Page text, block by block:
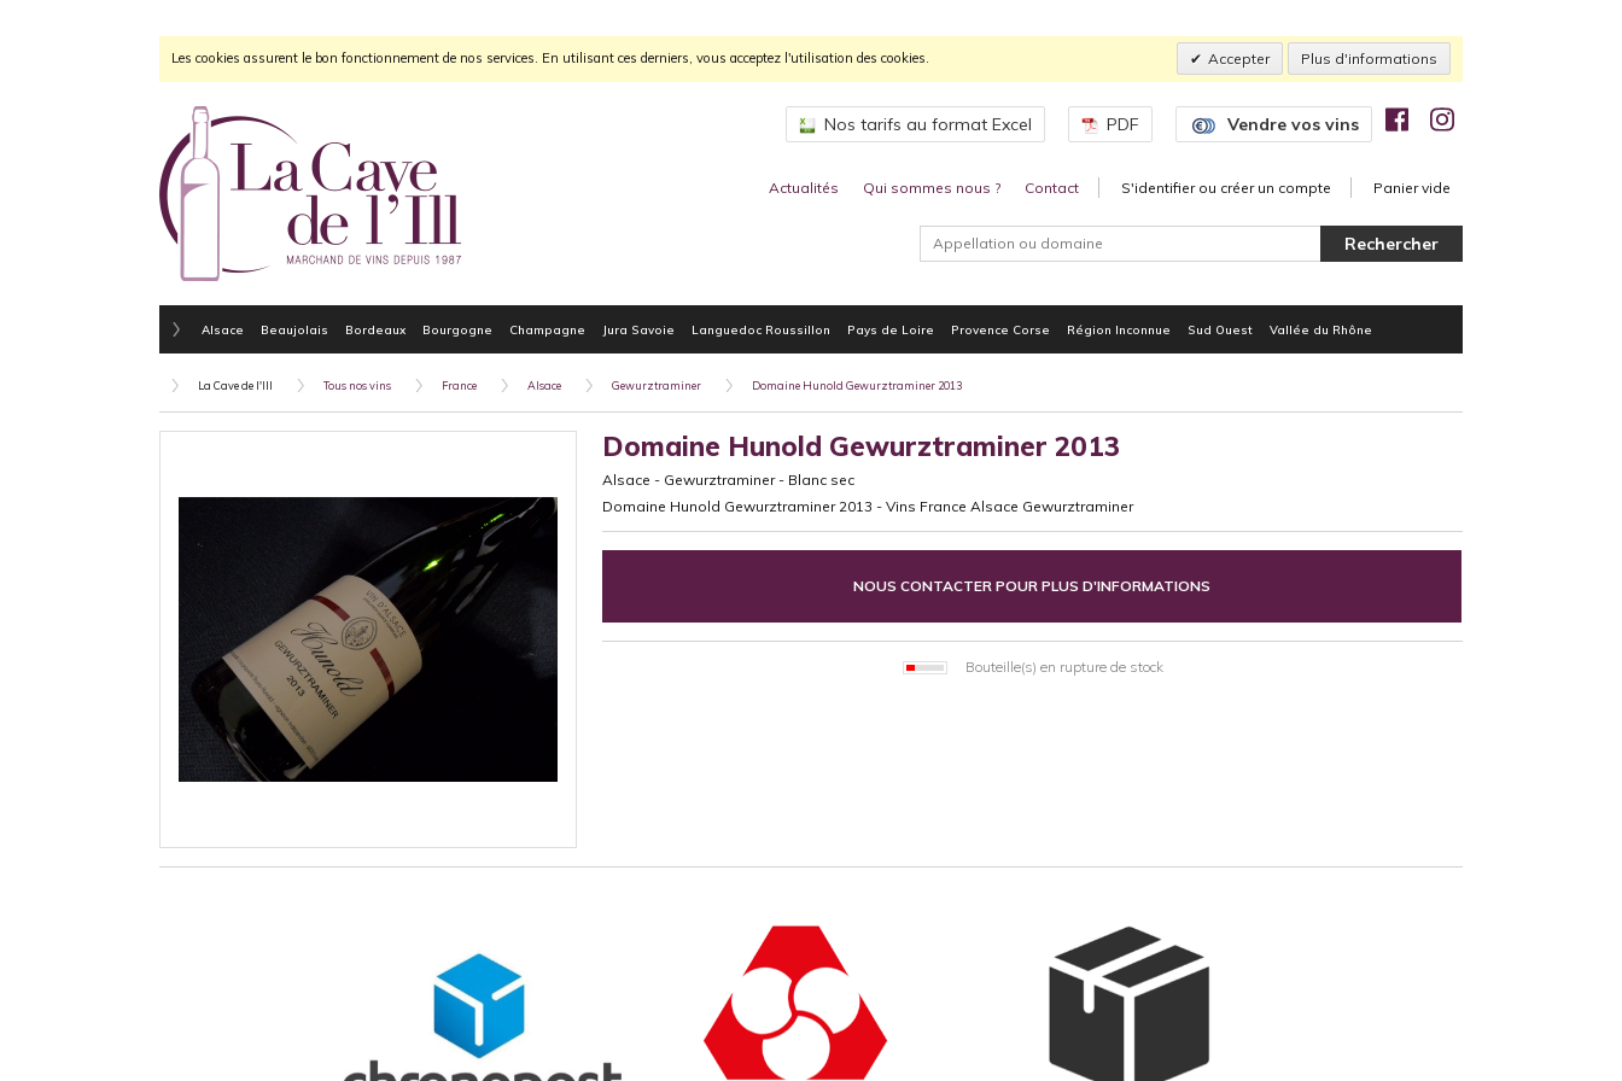
Les cookies assurent le bon fonctionnement de nos services. En utilisant ces derniers, vous acceptez l'utilisation des cookies. Accepter Plus d'informations
Nos tarifs au format Excel PDF Vendre vos vins
Actualités Qui sommes nous ? Contact S'identifier ou créer un compte Panier vide
Alsace Beaujolais Bordeaux Bourgogne Champagne Jura Savoie Languedoc Roussillon Pays de Loire Provence Corse Région Inconnue Sud Ouest Vallée du Rhône
La Cave de l'Ill Tous nos vins France Alsace Gewurztraminer Domaine Hunold Gewurztraminer 2013
Domaine Hunold Gewurztraminer 2013
Alsace - Gewurztraminer- Blanc sec
Domaine Hunold Gewurztraminer 2013 - Vins France Alsace Gewurztraminer
NOUS CONTACTER POUR PLUS D'INFORMATIONS
Bouteille(s) en rupture de stock